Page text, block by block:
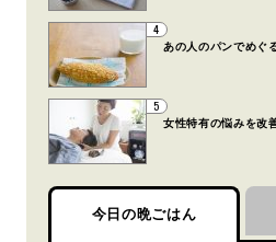
4
あの人のパンでめぐ
5
女性特有の悩みを改
今日の晩ごはん